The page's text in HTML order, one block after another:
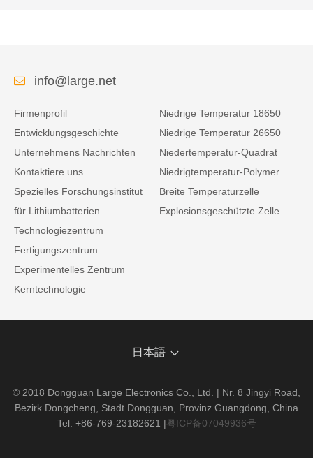
info@large.net
Firmenprofil
Entwicklungsgeschichte
Unternehmens Nachrichten
Kontaktiere uns
Spezielles Forschungsinstitut
für Lithiumbatterien
Technologiezentrum
Fertigungszentrum
Experimentelles Zentrum
Kerntechnologie
Niedrige Temperatur 18650
Niedrige Temperatur 26650
Niedertemperatur-Quadrat
Niedrigtemperatur-Polymer
Breite Temperaturzelle
Explosionsgeschützte Zelle
日本語
© 2018 Dongguan Large Electronics Co., Ltd. | Nr. 8 Jingyi Road,
Bezirk Dongcheng, Stadt Dongguan, Provinz Guangdong, China
Tel. +86-769-23182621 |粤ICP备07049936号